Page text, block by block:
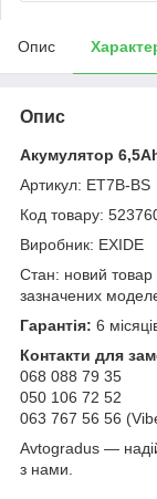
Опис
Опис
Акумулятор
Артикул: ET7B-BS
Код товару:
Виробник: EXIDE
Стан: новий товар
зазначених
Гарантія: 6
Контакти для
068 088 79 35
050 106 72 52
063 767 56 56
Avtogradus —
з нами.